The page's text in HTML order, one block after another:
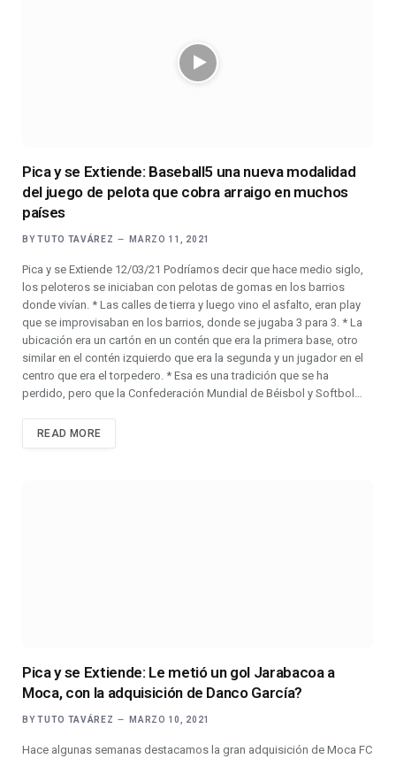
Pica y se Extiende: Baseball5 una nueva modalidad
del juego de pelota que cobra arraigo en muchos
países
BY TUTO TAVÁREZ MARZO 11, 2021
Pica y se Extiende 12/03/21 Podríamos decir que hace medio siglo,
los peloteros se iniciaban con pelotas de gomas en los barrios
donde vivían. * Las calles de tierra y luego vino el asfalto, eran play
que se improvisaban en los barrios, donde se jugaba 3 para 3. * La
ubicación era un cartón en un contén que era la primera base, otro
similar en el contén izquierdo que era la segunda y un jugador en el
centro que era el torpedero. * Esa es una tradición que se ha
perdido, pero que la Confederación Mundial de Béisbol y Softbol…
READ MORE
Pica y se Extiende: Le metió un gol Jarabacoa a
Moca, con la adquisición de Danco García?
BY TUTO TAVÁREZ MARZO 10, 2021
Hace algunas semanas destacamos la gran adquisición de Moca FC